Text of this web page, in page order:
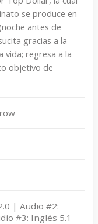
se produce en
antes de
gracias a la
vida; regresa a la
objetivo de
| Audio #2:
#3: Inglés 5.1